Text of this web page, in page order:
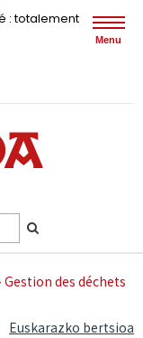
: totalement
Menu
des déchets
Euskarazko bertsioa